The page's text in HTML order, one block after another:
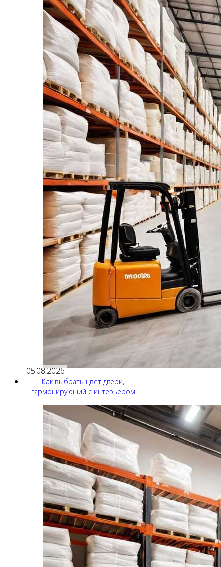
05.08.2026
Как выбрать цвет двери,
гармонирующий с интерьером